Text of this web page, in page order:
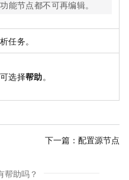
能节点都不可再编辑。
任务。
选择帮助。
下一篇： 配置源节点
帮助吗？